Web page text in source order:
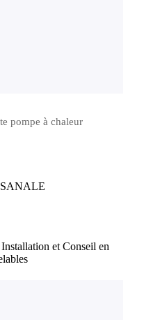
pompe à chaleur
et Conseil en